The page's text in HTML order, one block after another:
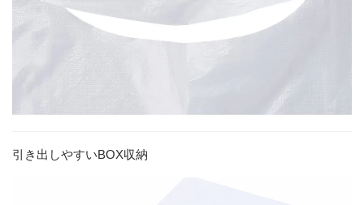
引き出しやすいBOX収納